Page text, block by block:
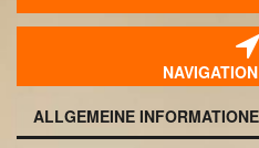
ALLGEMEINE